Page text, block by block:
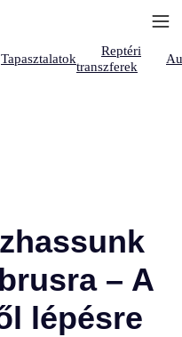
Tapasztalatok
Reptéri
transzferek
– A
lépésre